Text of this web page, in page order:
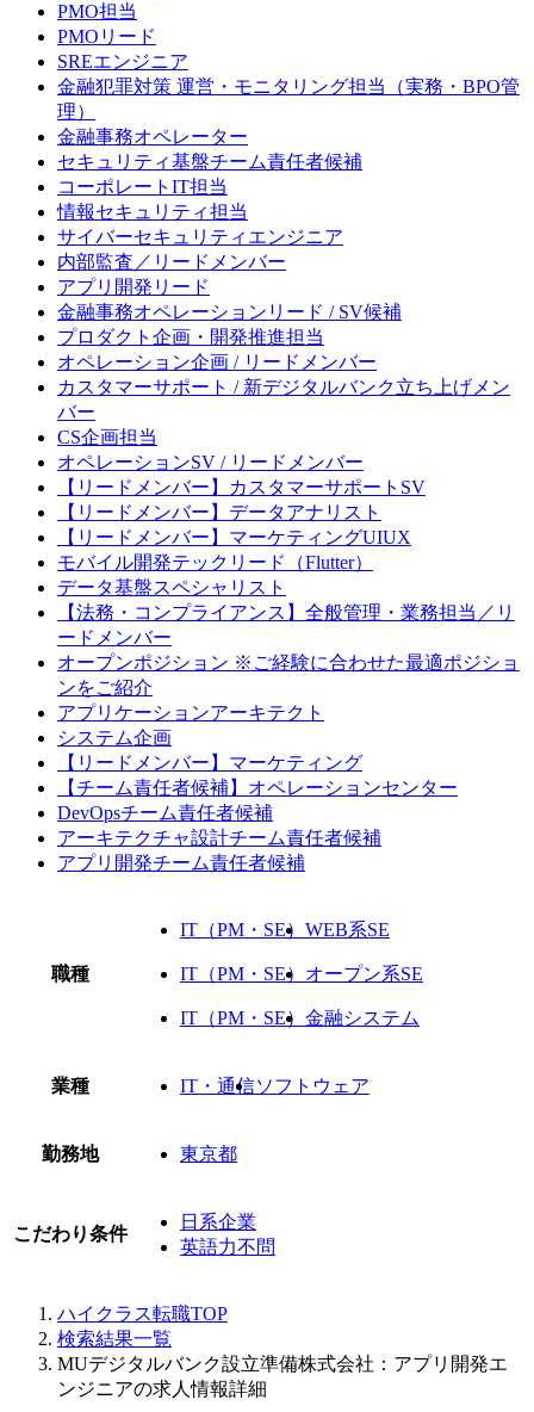
PMO担当
PMOリード
SREエンジニア
金融犯罪対策 運営・モニタリング担当（実務・BPO管
理）
金融事務オペレーター
セキュリティ基盤チーム責任者候補
コーポレートIT担当
情報セキュリティ担当
サイバーセキュリティエンジニア
内部監査／リードメンバー
アプリ開発リード
金融事務オペレーションリード / SV候補
プロダクト企画・開発推進担当
オペレーション企画 / リードメンバー
カスタマーサポート / 新デジタルバンク立ち上げメン
バー
CS企画担当
オペレーションSV / リードメンバー
【リードメンバー】カスタマーサポートSV
【リードメンバー】データアナリスト
【リードメンバー】マーケティングUIUX
モバイル開発テックリード（Flutter）
データ基盤スペシャリスト
【法務・コンプライアンス】全般管理・業務担当／リ
ードメンバー
オープンポジション ※ご経験に合わせた最適ポジショ
ンをご紹介
アプリケーションアーキテクト
システム企画
【リードメンバー】マーケティング
【チーム責任者候補】オペレーションセンター
DevOpsチーム責任者候補
アーキテクチャ設計チーム責任者候補
アプリ開発チーム責任者候補
職種
IT（PM・SE） WEB系SE
IT（PM・SE） オープン系SE
IT（PM・SE） 金融システム
業種 IT・通信ソフトウェア
勤務地 東京都
こだわり条件
日系企業
英語力不問
ハイクラス転職TOP
検索結果一覧
MUデジタルバンク設立準備株式会社：アプリ開発エ
ンジニアの求人情報詳細